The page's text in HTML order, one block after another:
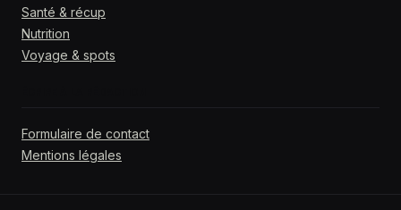
Santé & récup
Nutrition
Voyage & spots
Formulaire de contact
Mentions légales